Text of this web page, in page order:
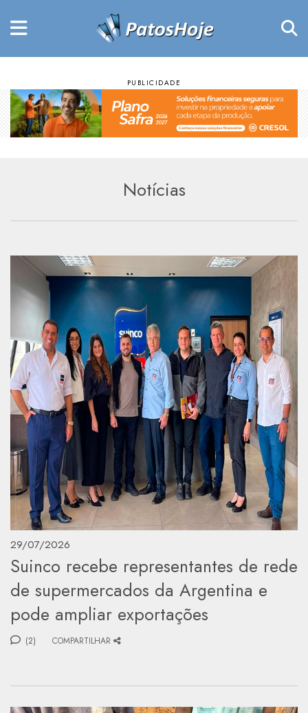
Notícias
29/07/2026
Suinco recebe representantes de rede
de supermercados da Argentina e
pode ampliar exportações
(2) COMPARTILHAR